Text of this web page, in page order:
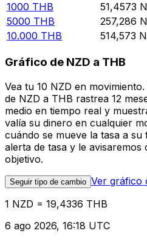
1000 THB 51,4573
5000 THB 257,286
10.000 THB 514,573
Gráfico de NZD a THB
Vea tu 10 NZD en
de NZD a THB rastrea 12
medio en tiempo real y
valía su dinero en cualquier
cuándo se mueve la tasa a
alerta de tasa y le avisaremos
objetivo.
Seguir tipo de cambio Ver gráfico
1 NZD = 19,4336 THB
6 ago 2026, 16:18 UTC